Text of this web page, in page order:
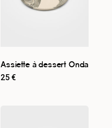
Assiette à dessert Onda
25 €